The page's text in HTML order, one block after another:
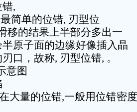
,
简单的位错, 刃型位
移的结果上半部分多出一
原子面的边缘好像插入晶
口，故称, 刃型位错, 。
意图
大量的位错,一般用位错密